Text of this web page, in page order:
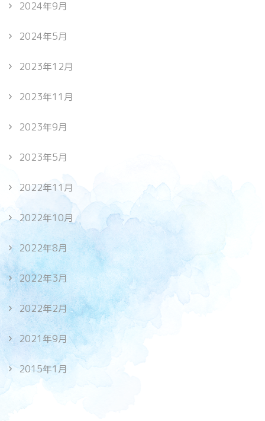
2024年9月
2024年5月
2023年12月
2023年11月
2023年9月
2023年5月
2022年11月
2022年10月
2022年8月
2022年3月
2022年2月
2021年9月
2015年1月